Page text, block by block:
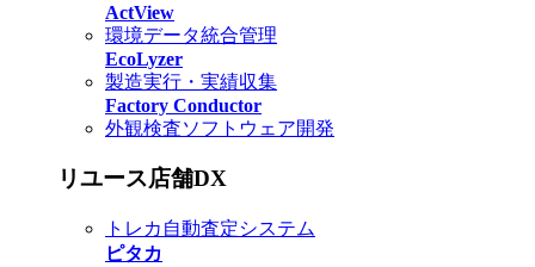
ActView
環境データ統合管理
EcoLyzer
製造実行・実績収集
Factory Conductor
外観検査ソフトウェア開発
リユース店舗DX
トレカ自動査定システム
ピタカ